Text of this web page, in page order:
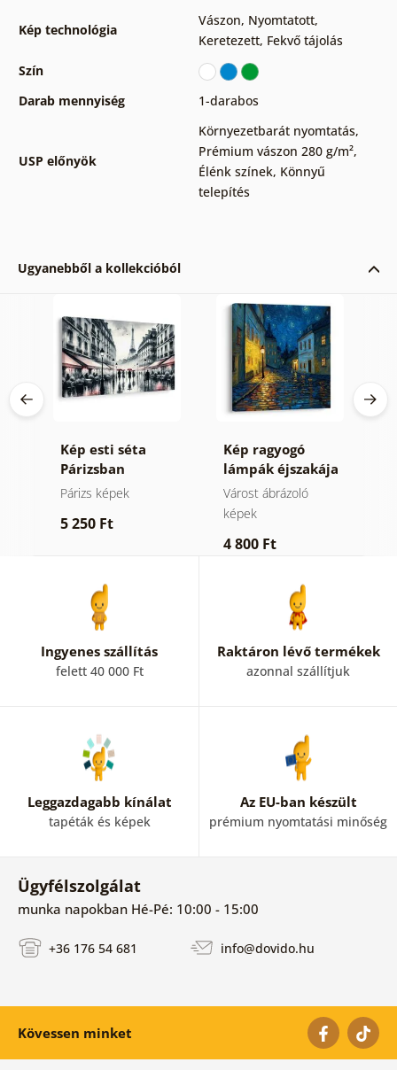
Kép technológia
Vászon, Nyomtatott,
Keretezett, Fekvő tájolás
Szín
Darab mennyiség
1-darabos
USP előnyök
Környezetbarát nyomtatás,
Prémium vászon 280 g/m²,
Élénk színek, Könnyű
telepítés
Ugyanebből a kollekcióból
Kép esti séta
Párizsban
Párizs képek
5 250 Ft
Kép ragyogó
lámpák éjszakája
Várost ábrázoló
képek
4 800 Ft
Ingyenes szállítás
felett 40 000 Ft
Raktáron lévő termékek
azonnal szállítjuk
Leggazdagabb kínálat
tapéták és képek
Az EU-ban készült
prémium nyomtatási minőség
Ügyfélszolgálat
munka napokban Hé-Pé: 10:00 - 15:00
+36 176 54 681 info@dovido.hu
Kövessen minket